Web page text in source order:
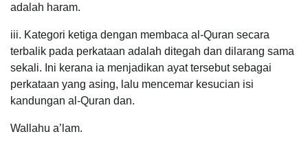
adalah haram.
iii. Kategori ketiga dengan membaca al-Quran secara
terbalik pada perkataan adalah ditegah dan dilarang sama
sekali. Ini kerana ia menjadikan ayat tersebut sebagai
perkataan yang asing, lalu mencemar kesucian isi
kandungan al-Quran dan.
Wallahu a’lam.